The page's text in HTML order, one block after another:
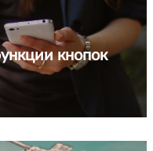
кнопок